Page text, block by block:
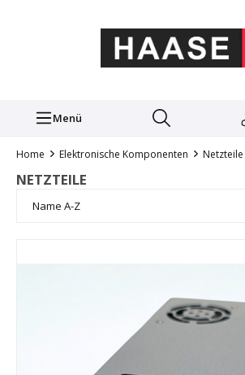
Menü
Home Elektronische Komponenten Netzteile
NETZTEILE